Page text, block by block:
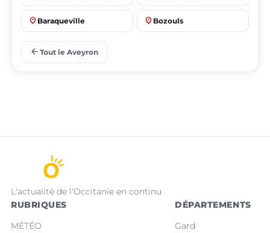
place Baraqueville place Bozouls
place
arrow_back Tout le Aveyron
L'actualité de l'Occitanie en continu
RUBRIQUES
MÉTÉO
DÉPARTEMENTS
Gard